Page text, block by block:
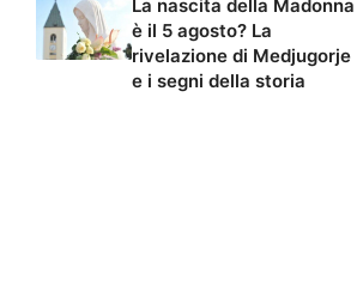
La nascita della Madonna
è il 5 agosto? La
rivelazione di Medjugorje
e i segni della storia